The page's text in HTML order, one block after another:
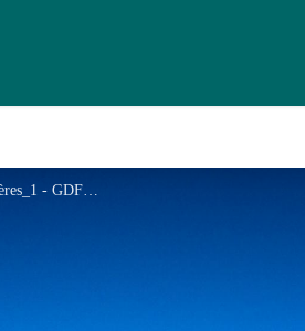
Les Bruyères_1 - GDF 19